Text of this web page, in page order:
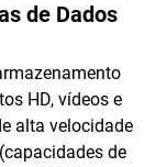
de Dados
HD, vídeos e
alta velocidade
(capacidades de